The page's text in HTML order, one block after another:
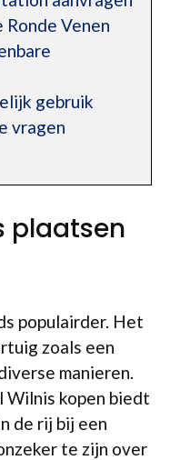
Venen
gebruik
vragen
plaatsen
populairder. Het
zoals een
manieren.
Wilnis kopen biedt
de rij bij een
te zijn over